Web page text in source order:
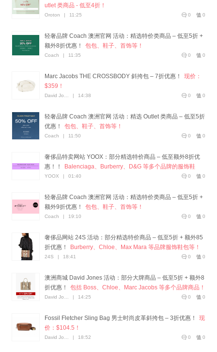
utlet 类商品 - 低至4折！
0
0
Oroton 11:25
轻奢品牌 Coach 澳洲官网 活动：精选特价类商品 – 低至5折 +
额外8折优惠！
包包、鞋子、首饰等！
0
0
Coach 11:35
Marc Jacobs THE CROSSBODY 斜挎包 – 7折优惠！
现价：
$359！
0
0
David Jones 14:38
轻奢品牌 Coach 澳洲官网 活动：精选 Outlet 类商品 – 低至5折
优惠！
包包、鞋子、首饰等！
0
0
Coach 11:50
奢侈品特卖网站 YOOX：部分精选特价商品 – 低至额外8折优
惠！！
Balenciaga、Burberry、D&G 等多个品牌的服饰鞋
包！
0
0
YOOX 01:40
轻奢品牌 Coach 澳洲官网 活动：精选特价类商品 – 低至5折 +
额外9折优惠！
包包、鞋子、首饰等！
0
0
Coach 19:10
奢侈品网站 24S 活动：部分精选特价商品 – 低至5折 + 额外85
折优惠！
Burberry、Chloe、Max Mara 等品牌服饰鞋包等！
0
0
24S 18:41
澳洲商城 David Jones 活动：部分大牌商品 – 低至5折 + 额外8
折优惠！
包括 Boss、Chloe、Marc Jacobs 等多个品牌商品！
0
0
David Jones 14:25
Fossil Fletcher Sling Bag 男士时尚皮革斜挎包 – 3折优惠！
现
价：$104.5！
0
0
David Jones 18:52